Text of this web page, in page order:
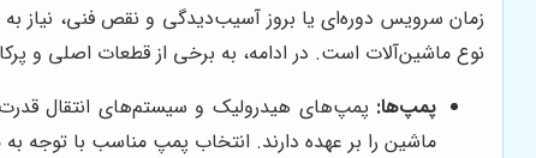
زمان سرویس دوره‌ای یا بروز آسیب‌دیدگی و نقص فنی، نیاز
نوع ماشین‌آلات است. در ادامه، به برخی از قطعات اصلی و
پمپ‌ها: پمپ‌های هیدرولیک و سیستم‌های انتقال
ماشین را بر عهده دارند. انتخاب پمپ مناسب با توجه